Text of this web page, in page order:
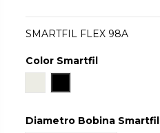
SMARTFIL FLEX 98A
Color Smartfil
Diametro Bobina Smartfil